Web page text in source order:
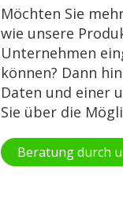
Möchten Sie
wie unsere
Unternehmen
können? Dann
Daten und einer
Sie über die
Beratung durch